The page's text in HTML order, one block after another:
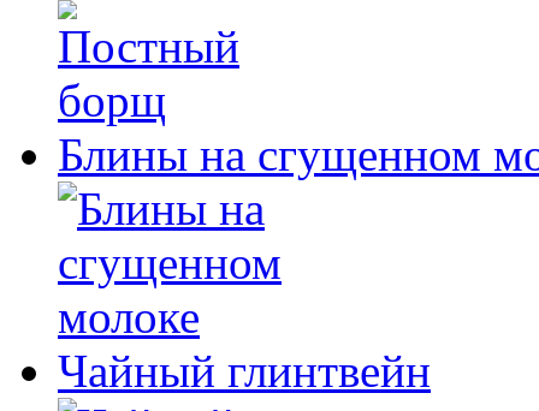
Блины на сгущенном
Чайный глинтвейн